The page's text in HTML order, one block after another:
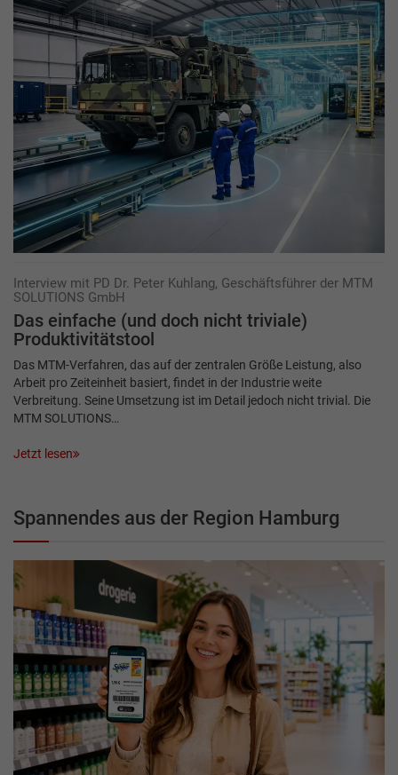
Interview mit PD Dr. Peter Kuhlang, Geschäftsführer der MTM
SOLUTIONS GmbH
Das einfache (und doch nicht triviale)
Produktivitätstool
Das MTM-Verfahren, das auf der zentralen Größe Leistung, also
Arbeit pro Zeiteinheit basiert, findet in der Industrie weite
Verbreitung. Seine Umsetzung ist im Detail jedoch nicht trivial. Die
MTM SOLUTIONS…
Jetzt lesen
Spannendes aus der Region Hamburg